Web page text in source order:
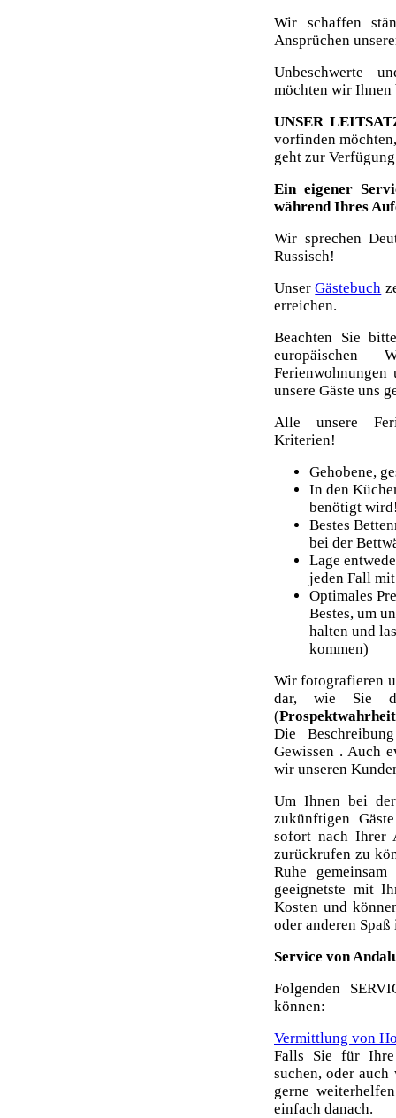
Wir schaffen
Ansprüchen
Unbeschwerte
möchten wir Ihnen
UNSER
vorfinden
geht zur
Ein eigener
während Ihres
Wir sprechen
Russisch!
UnserGästebuch
erreichen.
Beachten Sie
europäischen
unsere Gäste uns
Alle unsere
Kriterien!
Gehobene,
In den
benötigt
Bestes
bei der
Lage
jeden Fall
Optimales
Bestes, um
halten und
kommen)
Wir fotografieren
dar, wie Sie
(
Die
Gewissen . Auch
wir unseren
Um Ihnen bei
zukünftigen
sofort nach Ihrer
zurückrufen zu
Ruhe
geeignetste mit
Kosten und
oder anderen
Service von
Folgenden
können:
Vermittlung von
Falls Sie für
suchen, oder
gerne
einfach danach.